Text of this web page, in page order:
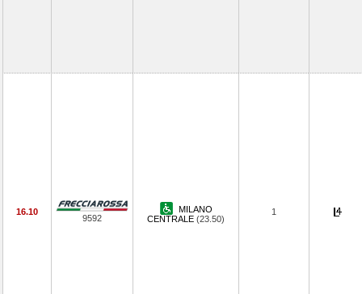
16.10
9592
MILANO
CENTRALE (23.50)
1